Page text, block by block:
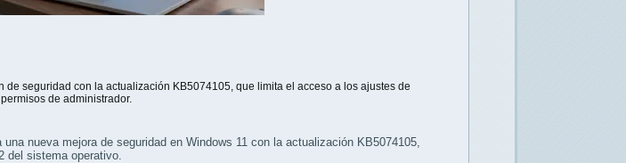
de seguridad con la actualización KB5074105, que limita el acceso a los ajustes de
de administrador.
nueva mejora de seguridad en Windows 11 con la actualización KB5074105,
del sistema operativo.